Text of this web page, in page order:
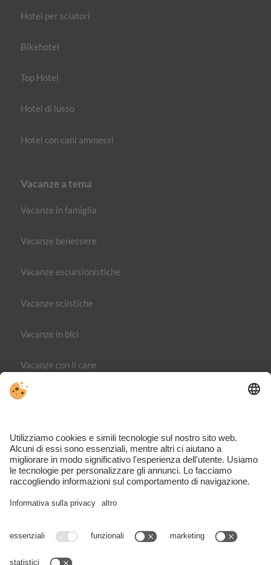
Hotel per sciatori
Bikehotel
Top Hotel
Hotel di lusso
Hotel con cani ammessi
Vacanze a tema
Vacanze in famiglia
Vacanze benessere
Vacanze escursionistiche
Vacanze sciistiche
Vacanze in bici
Vacanze con il cane
Part. IVA IT02365710215
Impostazioni cookie individuali
alloggi nella regione di Merano – completo, ispirante e